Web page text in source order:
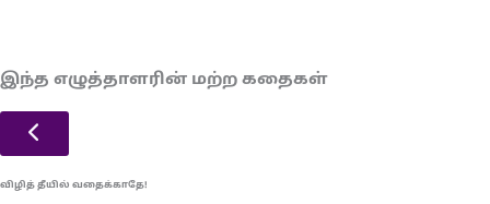
இந்த எழுத்தாளரின் மற்ற கதைகள்
விழித் தீயில் வதைக்காதே!